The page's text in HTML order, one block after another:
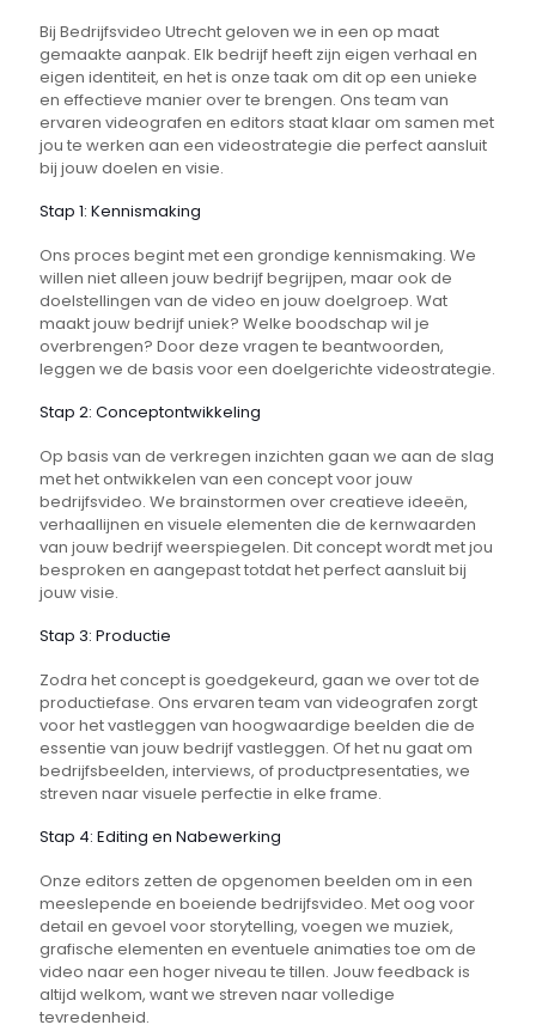
Bij Bedrijfsvideo Utrecht geloven we in een op maat
gemaakte aanpak. Elk bedrijf heeft zijn eigen verhaal en
eigen identiteit, en het is onze taak om dit op een unieke
en effectieve manier over te brengen. Ons team van
ervaren videografen en editors staat klaar om samen met
jou te werken aan een videostrategie die perfect aansluit
bij jouw doelen en visie.
Stap 1: Kennismaking
Ons proces begint met een grondige kennismaking. We
willen niet alleen jouw bedrijf begrijpen, maar ook de
doelstellingen van de video en jouw doelgroep. Wat
maakt jouw bedrijf uniek? Welke boodschap wil je
overbrengen? Door deze vragen te beantwoorden,
leggen we de basis voor een doelgerichte videostrategie.
Stap 2: Conceptontwikkeling
Op basis van de verkregen inzichten gaan we aan de slag
met het ontwikkelen van een concept voor jouw
bedrijfsvideo. We brainstormen over creatieve ideeën,
verhaallijnen en visuele elementen die de kernwaarden
van jouw bedrijf weerspiegelen. Dit concept wordt met jou
besproken en aangepast totdat het perfect aansluit bij
jouw visie.
Stap 3: Productie
Zodra het concept is goedgekeurd, gaan we over tot de
productiefase. Ons ervaren team van videografen zorgt
voor het vastleggen van hoogwaardige beelden die de
essentie van jouw bedrijf vastleggen. Of het nu gaat om
bedrijfsbeelden, interviews, of productpresentaties, we
streven naar visuele perfectie in elke frame.
Stap 4: Editing en Nabewerking
Onze editors zetten de opgenomen beelden om in een
meeslepende en boeiende bedrijfsvideo. Met oog voor
detail en gevoel voor storytelling, voegen we muziek,
grafische elementen en eventuele animaties toe om de
video naar een hoger niveau te tillen. Jouw feedback is
altijd welkom, want we streven naar volledige
tevredenheid.